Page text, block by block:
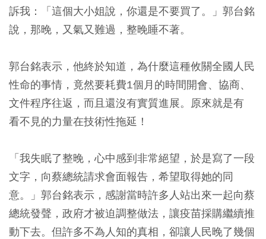
訴我：「這個大小姐說，你還是不要買了。」郭台銘
說，那晚，又氣又難過，整晚睡不著。
郭台銘表示，他終於知道，為什麼這種攸關全國人民
性命的事情，竟然要耗費1個月的時間開會、協商、
文件程序往返，而且還沒有實質進展。原來就是有
看不見的力量在技術性拖延！
「我失眠了整晚，心中感到非常絕望，於是寫了一段
文字，向蔡總統請求會面報告，希望取得她的同
意。」郭台銘表示，感謝當時許多人站出來一起向蔡
總統發聲，政府才被迫調整做法，讓疫苗採購繼續推
動下去。但許多不為人知的真相，卻讓人民晚了幾個